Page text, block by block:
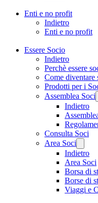
Enti e no profit
Indietro
Enti e no profit
Essere Socio
Indietro
Perchè essere
Come diventare
Prodotti per i
Assemblea Soci
Indietro
Consulta Soci
Area Soci
Indietro
Area Soci
Borsa di
Borse di
Viaggi e